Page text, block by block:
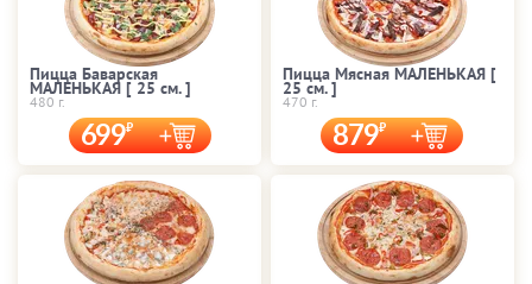
Пицца Баварская
МАЛЕНЬКАЯ [ 25 cм. ]
480 г.
699
Пицца Мясная МАЛЕНЬКАЯ [
25 cм. ]
470 г.
879